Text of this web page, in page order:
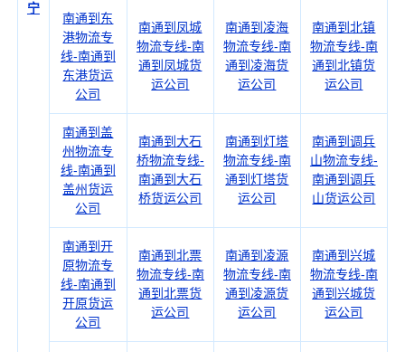
宁
南通到东
港物流专
线-南通到
东港货运
公司
南通到凤城
物流专线-南
通到凤城货
运公司
南通到凌海
物流专线-南
通到凌海货
运公司
南通到北镇
物流专线-南
通到北镇货
运公司
南通到盖
州物流专
线-南通到
盖州货运
公司
南通到大石
桥物流专线-
南通到大石
桥货运公司
南通到灯塔
物流专线-南
通到灯塔货
运公司
南通到调兵
山物流专线-
南通到调兵
山货运公司
南通到开
原物流专
线-南通到
开原货运
公司
南通到北票
物流专线-南
通到北票货
运公司
南通到凌源
物流专线-南
通到凌源货
运公司
南通到兴城
物流专线-南
通到兴城货
运公司